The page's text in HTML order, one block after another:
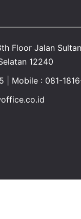
Floor Jalan
12240
| Mobile : 081-